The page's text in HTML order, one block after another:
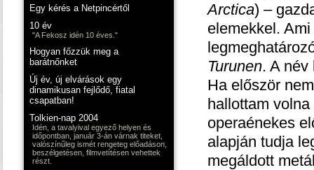
Egy kérés a Netpincértől
10 év
"A Fekosz idén 10 éves."
Hogyan főzzük meg a
barátnőnket
Új év, új elvárások egy
dinamikusan fejlődő, fiatal
csapatban!
Tolkien-nap 2004
Idén, a tavalyival egyező helyen és
időpontban, január 3-án várnak titeket,
valószínűleg ismét rengeteg előadáson,
beszélgetésen, filmvetítésen vehettek
részt.
Arctica) –
elemekkel.
Turunen. A
Ha először
hallottam
operaénekes
alapján tudja
megáldott